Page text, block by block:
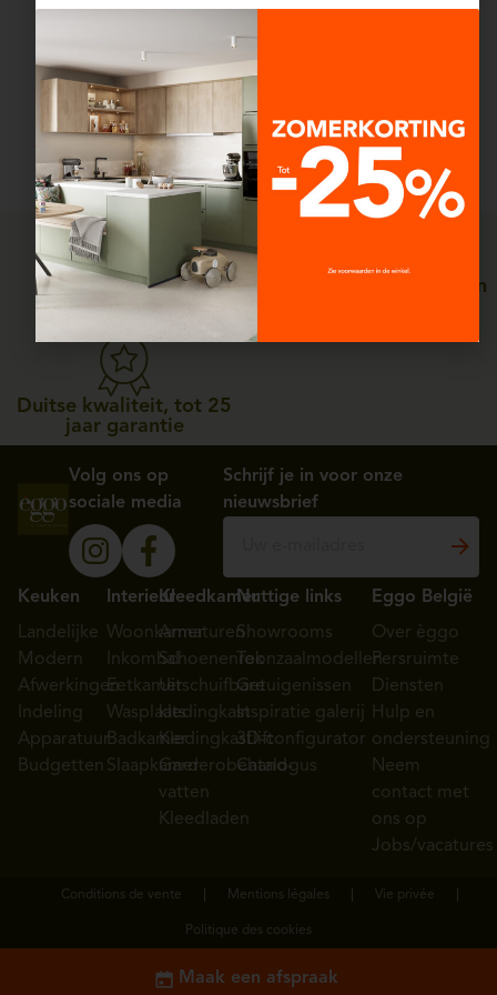
komt hier tot uiting in de
ontworpen is om lang mee
te gaan zonder ouderwets
te worden.
Persoonlijke service, van
Duitse kwaliteit, tot 25
jaar garantie
Volg ons op
sociale media
Schrijf je in voor onze
nieuwsbrief
Keuken
Landelijke
Modern
Afwerkingen
Indeling
Apparatuur
Budgetten
Interieur
Woonkamer
Inkomhal
Eetkamer
Wasplaats
Badkamer
Slaapkamer
Kleedkamer
Armaturen
Schoenenrek
Uitschuifbare
kledingkast
Kledingkastlift
Garderobehand-
vatten
Kleedladen
Nuttige links
Showrooms
Toonzaalmodellen
Getuigenissen
Inspiratie galerij
3D-configurator
Catalogus
Eggo België
Over èggo
Persruimte
Diensten
Hulp en
ondersteuning
Neem
contact met
ons op
Jobs/vacatures
Conditions de vente Mentions légales Vie privée
Politique des cookies
Maak een afspraak